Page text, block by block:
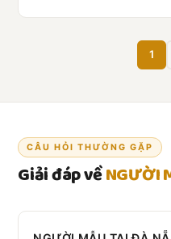
1
CÂU HỎI THƯỜNG GẶP
Giải đáp vềNGƯỜI